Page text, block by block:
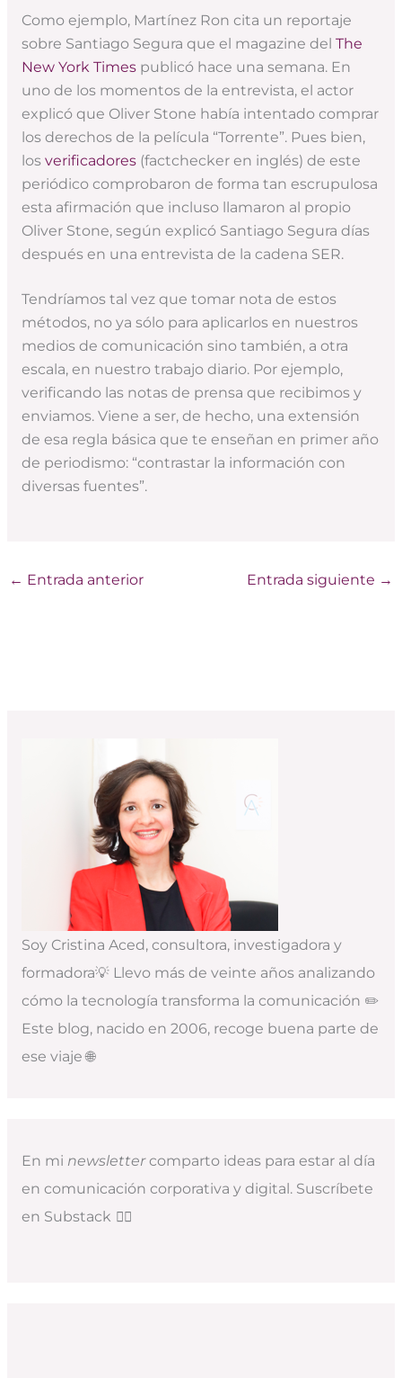
Como ejemplo, Martínez Ron cita un reportaje
sobre Santiago Segura que el magazine del The
New York Timespublicó hace una semana. En
uno de los momentos de la entrevista, el actor
explicó que Oliver Stone había intentado comprar
los derechos de la película “Torrente”. Pues bien,
los verificadores(factchecker en inglés) de este
periódico comprobaron de forma tan escrupulosa
esta afirmación que incluso llamaron al propio
Oliver Stone, según explicó Santiago Segura días
después en una entrevista de la cadena SER.
Tendríamos tal vez que tomar nota de estos
métodos, no ya sólo para aplicarlos en nuestros
medios de comunicación sino también, a otra
escala, en nuestro trabajo diario. Por ejemplo,
verificando las notas de prensa que recibimos y
enviamos. Viene a ser, de hecho, una extensión
de esa regla básica que te enseñan en primer año
de periodismo: “contrastar la información con
diversas fuentes”.
← Entrada anterior Entrada siguiente →
Soy Cristina Aced, consultora, investigadora y
formadora💡 Llevo más de veinte años analizando
cómo la tecnología transforma la comunicación ✏️
Este blog, nacido en 2006, recoge buena parte de
ese viaje 🌐
En mi newslettercomparto ideas para estar al día
en comunicación corporativa y digital. Suscríbete
en Substack 👇🏻